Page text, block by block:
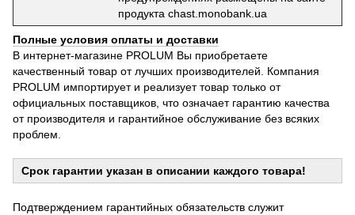
продукта chast.monobank.ua
Полные условия оплаты и доставки
В интернет-магазине PROLUM Вы приобретаете
качественный товар от лучших производителей. Компания
PROLUM импортирует и реализует товар только от
официальных поставщиков, что означает гарантию качества
от производителя и гарантийное обслуживание без всяких
проблем.
Срок гарантии указан в описании каждого товара!
Подтверждением гарантийных обязательств служит